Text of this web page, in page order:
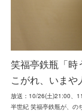
笑福亭鉄瓶「時
こがれ、いまや
放送：10/26(土)21:00、
半世紀 笑福亭鉄瓶が、の